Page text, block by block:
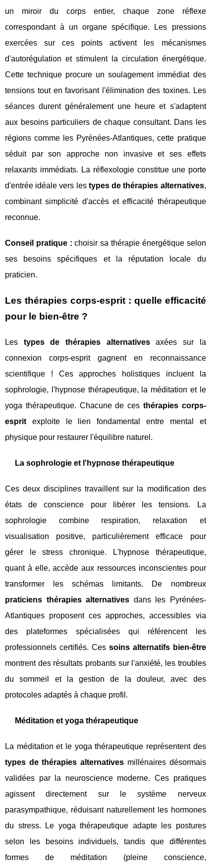
un miroir du corps entier, chaque zone réflexe
correspondant à un organe spécifique. Les pressions
exercées sur ces points activent les mécanismes
d'autorégulation et stimulent la circulation énergétique.
Cette technique procure un soulagement immédiat des
tensions tout en favorisant l'élimination des toxines. Les
séances durent généralement une heure et s'adaptent
aux besoins particuliers de chaque consultant. Dans les
régions comme les Pyrénées-Atlantiques, cette pratique
séduit par son approche non invasive et ses effets
relaxants immédiats. La réflexologie constitue une porte
d'entrée idéale vers les types de thérapies alternatives,
combinant simplicité d'accès et efficacité thérapeutique
reconnue.
Conseil pratique : choisir sa thérapie énergétique selon
ses besoins spécifiques et la réputation locale du
praticien.
Les thérapies corps-esprit : quelle efficacité
pour le bien-être ?
Les types de thérapies alternativesaxées sur la
connexion corps-esprit gagnent en reconnaissance
scientifique ! Ces approches holistiques incluent la
sophrologie, l'hypnose thérapeutique, la méditation et le
yoga thérapeutique. Chacune de ces thérapies corps-
esprit exploite le lien fondamental entre mental et
physique pour restaurer l'équilibre naturel.
La sophrologie et l'hypnose thérapeutique
Ces deux disciplines travaillent sur la modification des
états de conscience pour libérer les tensions. La
sophrologie combine respiration, relaxation et
visualisation positive, particulièrement efficace pour
gérer le stress chronique. L'hypnose thérapeutique,
quant à elle, accède aux ressources inconscientes pour
transformer les schémas limitants. De nombreux
praticiens thérapies alternatives dans les Pyrénées-
Atlantiques proposent ces approches, accessibles via
des plateformes spécialisées qui référencent les
professionnels certifiés. Ces soins alternatifs bien-être
montrent des résultats probants sur l'anxiété, les troubles
du sommeil et la gestion de la douleur, avec des
protocoles adaptés à chaque profil.
Méditation et yoga thérapeutique
La méditation et le yoga thérapeutique représentent des
types de thérapies alternatives millénaires désormais
validées par la neuroscience moderne. Ces pratiques
agissent directement sur le système nerveux
parasympathique, réduisant naturellement les hormones
du stress. Le yoga thérapeutique adapte les postures
selon les besoins individuels, tandis que différentes
formes de méditation (pleine conscience,